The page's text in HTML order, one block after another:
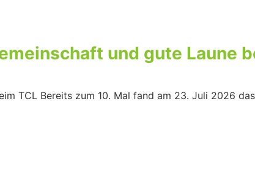
und gute Laune
TCL Bereits zum 10. Mal fand am 23. Juli 2026 das